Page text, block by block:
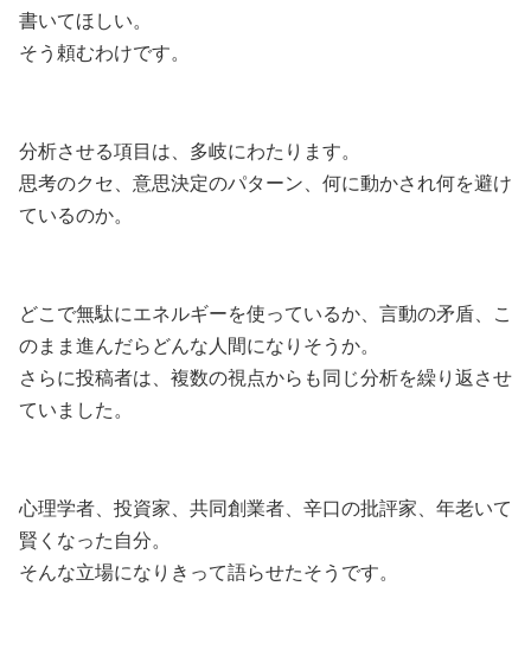
書いてほしい。
そう頼むわけです。
分析させる項目は、多岐にわたります。
思考のクセ、意思決定のパターン、何に動かされ何を避け
ているのか。
どこで無駄にエネルギーを使っているか、言動の矛盾、こ
のまま進んだらどんな人間になりそうか。
さらに投稿者は、複数の視点からも同じ分析を繰り返させ
ていました。
心理学者、投資家、共同創業者、辛口の批評家、年老いて
賢くなった自分。
そんな立場になりきって語らせたそうです。